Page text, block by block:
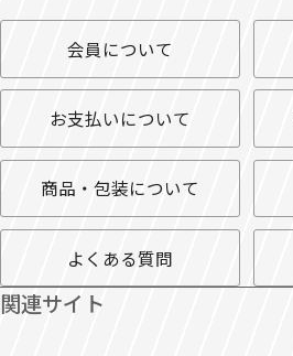
会員について
お支払いについて
商品・包装について
よくある質問
関連サイト